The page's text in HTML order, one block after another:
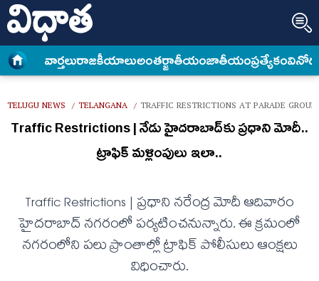
వార్త‌లురాజకీయాలుఅంత‌ర్జాతీయంజాతీయంప్రత్యేకం
TELUGU NEWS / TELANGANA / TRAFFIC RESTRICTIONS AT PARADE
Traffic Restrictions | నేడు హైద‌రాబాద్‌కు ప్ర‌ధాని మోదీ..
ట్రాఫిక్ మ‌ళ్లింపులు ఇలా..
Traffic Restrictions | ప్ర‌ధాని న‌రేంద్ర మోదీ ఆదివారం
హైద‌రాబాద్ న‌గ‌రంలో ప‌ర్య‌టించ‌నున్నారు. ఈ క్ర‌మంలో
న‌గ‌రంలోని ప‌లు ప్రాంతాల్లో ట్రాఫిక్ పోలీసులు ఆంక్ష‌లు
విధించారు.